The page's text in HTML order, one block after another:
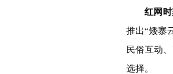
红网
推出“矮寨
民俗互动
选择。